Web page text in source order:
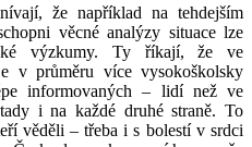
že například na tehdejším
věcné analýzy situace lze
výzkumy. Ty říkají, že ve
v průměru více vysokoškolsky
informovaných – lidí než ve
i na každé druhé straně. To
věděli – třeba i s bolestí v srdci